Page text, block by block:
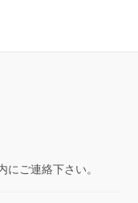
にご連絡下さい。